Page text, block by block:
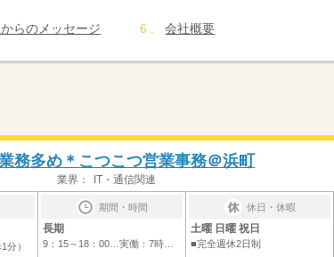
らのメッセージ 会社概要
務多め＊こつこつ営業事務＠浜町
業界： IT・通信関連
分）
期間・時間
長期
休日・休暇
土曜 日曜 祝日
■完全週休2日制